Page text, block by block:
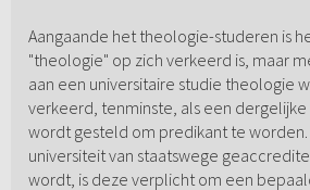
Aangaande het theologie-studeren is
"theologie" op zich verkeerd is, maar
aan een universitaire studie theologie
verkeerd, tenminste, als een
wordt gesteld om predikant te
universiteit van staatswege
wordt, is deze verplicht om een